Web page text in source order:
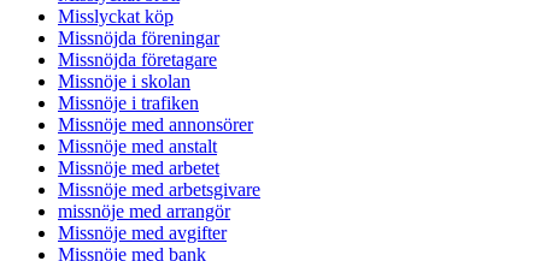
Misslyckat köp
Missnöjda föreningar
Missnöjda företagare
Missnöje i skolan
Missnöje i trafiken
Missnöje med annonsörer
Missnöje med anstalt
Missnöje med arbetet
Missnöje med arbetsgivare
missnöje med arrangör
Missnöje med avgifter
Missnöje med bank